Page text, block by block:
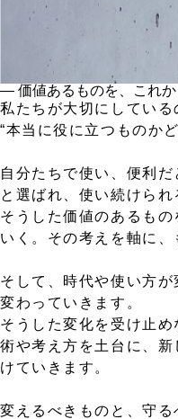
― 価値あるものを、これか
私たちが大切にしている
“本当に役に立つものか
自分たちで使い、便利
と選ばれ、使い続けられ
そうした価値のあるも
いく。その考えを軸に、
そして、時代や使い方
変わっていきます。
そうした変化を受け止
術や考え方を土台に、
けていきます。
変えるべきものと、守